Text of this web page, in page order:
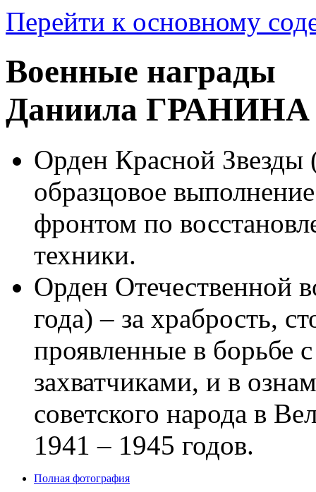
Перейти к основному
Военные награды
Даниила ГРАНИНА
Орден Красной Звезды
образцовое
фронтом по
техники.
Орден Отечественной
года) – за храбрость,
проявленные в борьбе
захватчиками, и в
советского народа в
1941 – 1945 годов.
Полная фотография